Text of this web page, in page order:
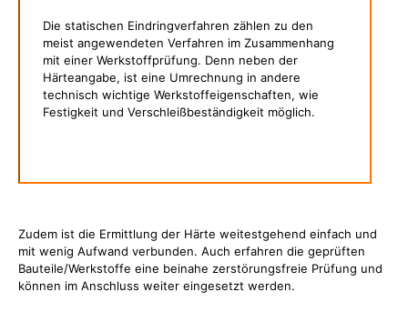
Die statischen Eindringverfahren zählen zu den
meist angewendeten Verfahren im Zusammenhang
mit einer Werkstoffprüfung. Denn neben der
Härteangabe, ist eine Umrechnung in andere
technisch wichtige Werkstoffeigenschaften, wie
Festigkeit und Verschleißbeständigkeit möglich.
Zudem ist die Ermittlung der Härte weitestgehend einfach und
mit wenig Aufwand verbunden. Auch erfahren die geprüften
Bauteile/Werkstoffe eine beinahe zerstörungsfreie Prüfung und
können im Anschluss weiter eingesetzt werden.